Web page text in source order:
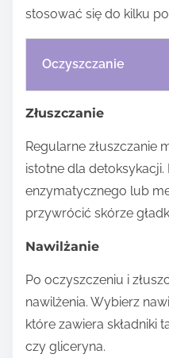
stosować się do kilku
Oczyszczanie
Złuszczanie
Regularne złuszczanie
istotne dla
enzymatycznego lub
przywrócić skórze
Nawilżanie
Po oczyszczeniu i
nawilżenia. Wybierz
które zawiera składniki
czy gliceryna.